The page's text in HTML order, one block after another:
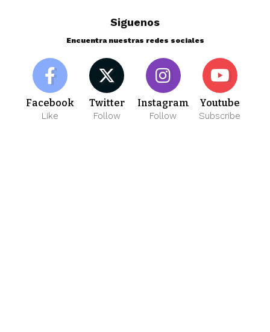
Siguenos
Encuentra nuestras redes sociales
Facebook
Like
Twitter
Follow
Instagram
Follow
Youtube
Subscribe